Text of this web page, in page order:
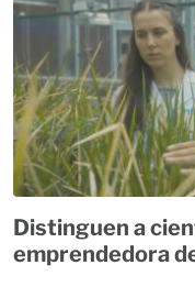
Distinguen a
emprendedora